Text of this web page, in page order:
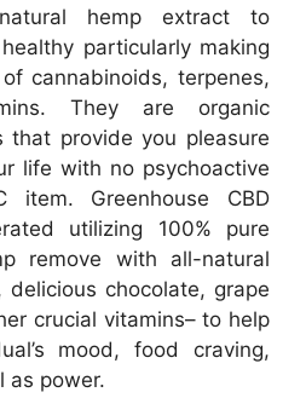
hemp extract to
particularly making
cannabinoids, terpenes,
They are organic
that provide you pleasure
life with no psychoactive
item. Greenhouse CBD
utilizing 100% pure
remove with all-natural
chocolate, grape
crucial vitamins– to help
mood, food craving,
as power.